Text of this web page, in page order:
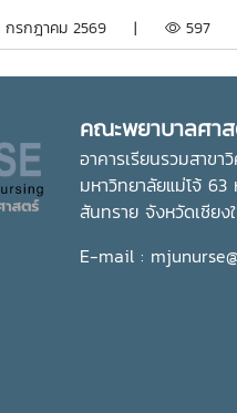
ตร์ ชั้นปีที่ 1 เพื่อส่งเสริมให้
หาวิทยาลัย ตลอดจนปลูกฝังความ
ภูมิใจในความเป็น “ลูกแม่โจ้” ผ่
เรียนรู้จากประสบการณ์จริง ภา
ายวิชา แม่โจ้วิถีใหม่ (11701001)ใน
ารนี้ รองศาสตราจารย์ ดร.เทพ
านิช นายกสภามหาวิทยาลัยแม่โจ้
กรกฎาคม 2569 | 597
คณะพยาบาลศา
อาคารเรียนรวมสาข
มหาวิทยาลัยแม่โจ้
สันทราย จังหวัดเชียง
E-mail :